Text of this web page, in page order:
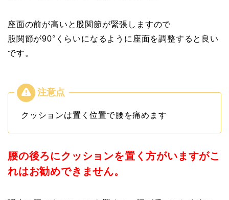
座面の前が高いと股関節が緊張しますので
股関節が90°くらいになるように座面を調整すると良い
です。
クッションは置く位置で腰を痛めます
腰の後ろにクッションを置く方がいますがこ
れはお勧めできません。